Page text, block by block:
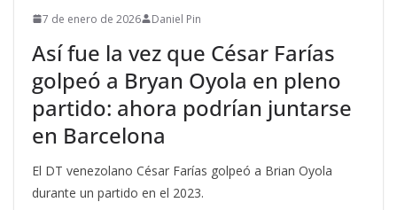
7 de enero de 2026 Daniel Pin
Así fue la vez que César Farías
golpeó a Bryan Oyola en pleno
partido: ahora podrían juntarse
en Barcelona
El DT venezolano César Farías golpeó a Brian Oyola
durante un partido en el 2023.